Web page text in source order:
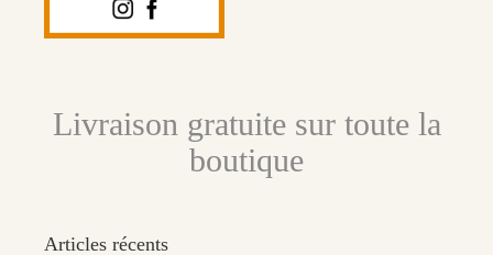
Livraison gratuite sur toute la
boutique
Articles récents